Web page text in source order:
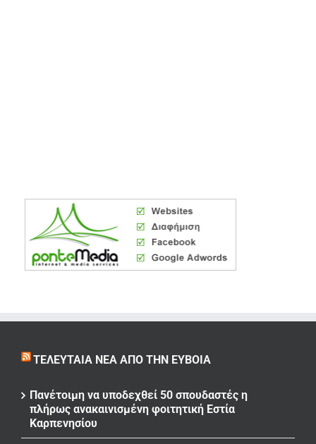
ΤΕΛΕΥΤΑΊΑ ΝΈΑ ΑΠΌ ΤΗΝ ΕΎΒΟΙΑ
Πανέτοιμη να υποδεχθεί 50 σπουδαστές η
πλήρως ανακαινισμένη φοιτητική Εστία
Καρπενησίου